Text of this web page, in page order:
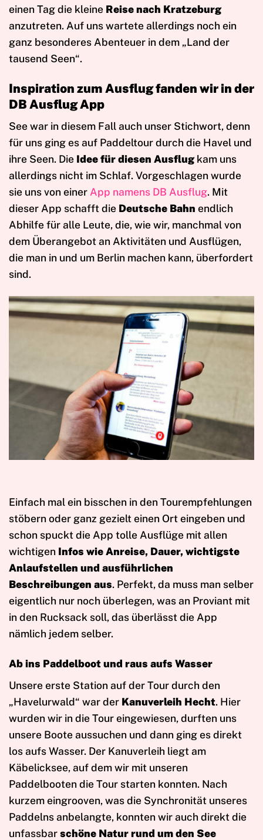
einen Tag die kleine Reise nach Kratzeburg
anzutreten. Auf uns wartete allerdings noch ein
ganz besonderes Abenteuer in dem „Land der
tausend Seen“.
Inspiration zum Ausflug fanden wir in der
DB Ausflug App
See war in diesem Fall auch unser Stichwort, denn
für uns ging es auf Paddeltour durch die Havel und
ihre Seen. Die Idee für diesen Ausflug kam uns
allerdings nicht im Schlaf. Vorgeschlagen wurde
sie uns von einerApp namens DB Ausflug. Mit
dieser App schafft die Deutsche Bahn endlich
Abhilfe für alle Leute, die, wie wir, manchmal von
dem Überangebot an Aktivitäten und Ausflügen,
die man in und um Berlin machen kann, überfordert
sind.
Einfach mal ein bisschen in den Tourempfehlungen
stöbern oder ganz gezielt einen Ort eingeben und
schon spuckt die App tolle Ausflüge mit allen
wichtigen Infos wie Anreise, Dauer, wichtigste
Anlaufstellen und ausführlichen
Beschreibungen aus. Perfekt, da muss man selber
eigentlich nur noch überlegen, was an Proviant mit
in den Rucksack soll, das überlässt die App
nämlich jedem selber.
Ab ins Paddelboot und raus aufs Wasser
Unsere erste Station auf der Tour durch den
„Havelurwald“ war der Kanuverleih Hecht. Hier
wurden wir in die Tour eingewiesen, durften uns
unsere Boote aussuchen und dann ging es direkt
los aufs Wasser. Der Kanuverleih liegt am
Käbelicksee, auf dem wir mit unseren
Paddelbooten die Tour starten konnten. Nach
kurzem eingrooven, was die Synchronität unseres
Paddelns anbelangte, konnten wir auch direkt die
unfassbarschöne Natur rund um den See